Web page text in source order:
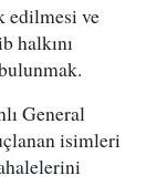
edilmesi ve
halkını
General
isimleri